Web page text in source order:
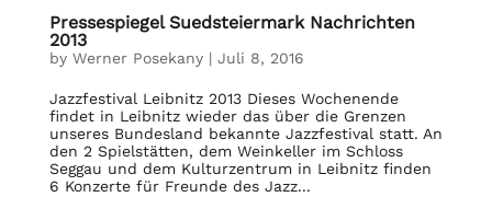
Pressespiegel Suedsteiermark Nachrichten
2013
by Werner Posekany| Juli 8, 2016
Jazzfestival Leibnitz 2013 Dieses Wochenende
findet in Leibnitz wieder das über die Grenzen
unseres Bundesland bekannte Jazzfestival statt. An
den 2 Spielstätten, dem Weinkeller im Schloss
Seggau und dem Kulturzentrum in Leibnitz finden
6 Konzerte für Freunde des Jazz...